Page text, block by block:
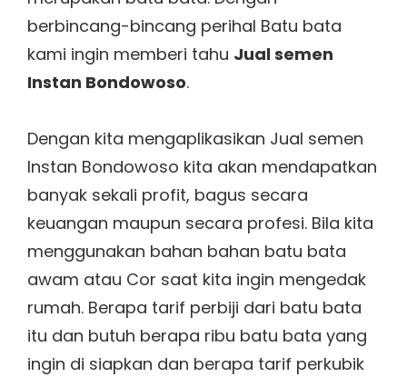
berbincang-bincang perihal Batu bata
kami ingin memberi tahu Jual semen
Instan Bondowoso.
Dengan kita mengaplikasikan Jual semen
Instan Bondowoso kita akan mendapatkan
banyak sekali profit, bagus secara
keuangan maupun secara profesi. Bila kita
menggunakan bahan bahan batu bata
awam atau Cor saat kita ingin mengedak
rumah. Berapa tarif perbiji dari batu bata
itu dan butuh berapa ribu batu bata yang
ingin di siapkan dan berapa tarif perkubik